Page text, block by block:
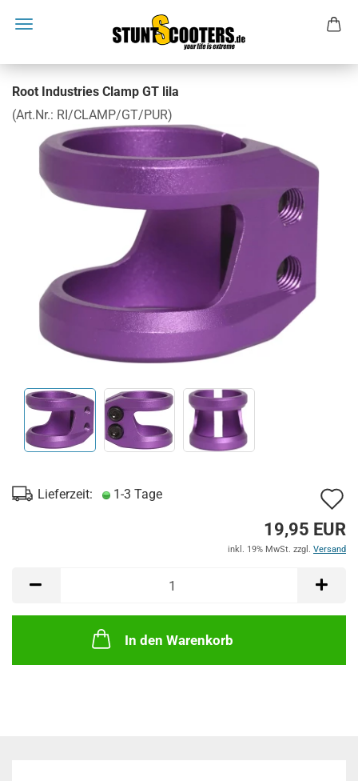
Root Industries Clamp GT lila
(Art.Nr.: RI/CLAMP/GT/PUR)
Lieferzeit: 1-3 Tage
19,95 EUR
inkl. 19% MwSt. zzgl. Versand
In den Warenkorb